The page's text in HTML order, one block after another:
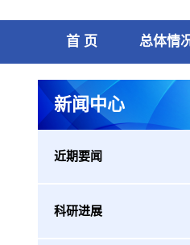
首 页 总体情
新闻中心
近期要闻
科研进展